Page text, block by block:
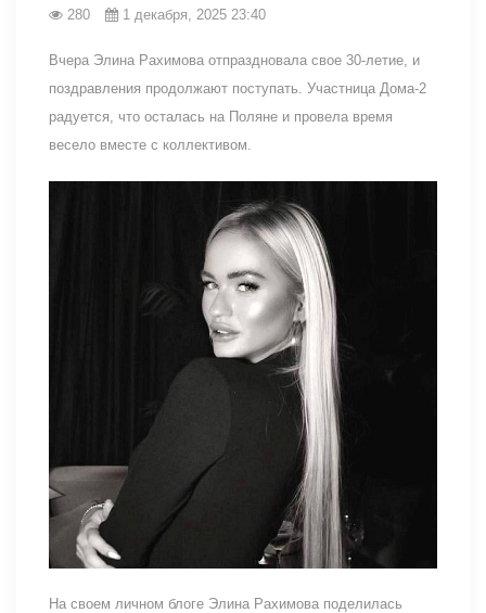
280 1 декабря, 2025 23:40
Вчера Элина Рахимова отпраздновала свое 30-летие, и
поздравления продолжают поступать. Участница Дома-2
радуется, что осталась на Поляне и провела время
весело вместе с коллективом.
На своем личном блоге Элина Рахимова поделилась